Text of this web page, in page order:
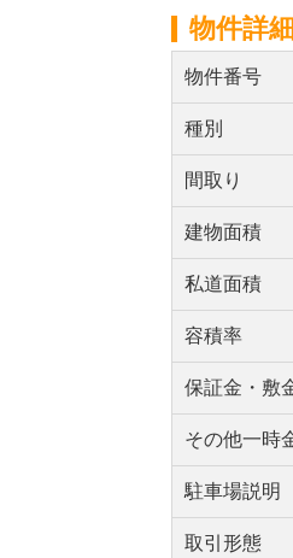
物件詳
物件番号
種別
間取り
建物面積
私道面積
容積率
保証金・敷
その他一時
駐車場説明
取引形態